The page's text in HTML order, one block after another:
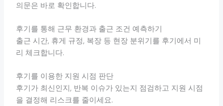
의문은 바로 확인합니다.
후기를 통해 근무 환경과 출근 조건 예측하기
출근 시간, 휴게 규정, 복장 등 현장 분위기를 후기에서 미
리 체크합니다.
후기를 이용한 지원 시점 판단
후기가 최신인지, 반복 이슈가 있는지 점검하고 지원 시점
을 결정해 리스크를 줄이세요.